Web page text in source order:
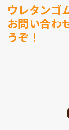
ウレタンゴ
お問い合わ
うぞ！